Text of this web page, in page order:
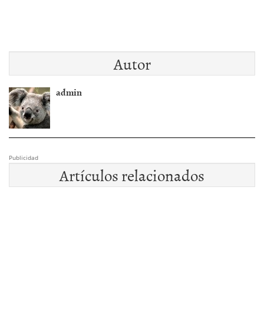
Autor
admin
Publicidad
Artículos relacionados